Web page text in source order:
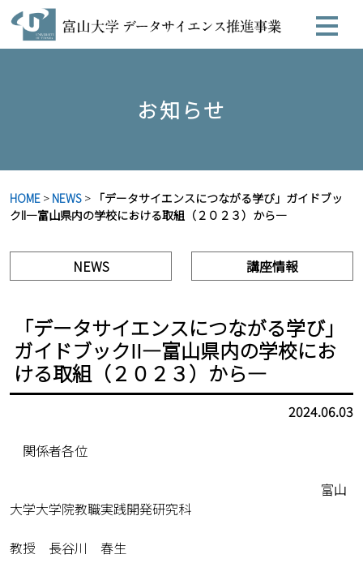
お知らせ
HOME > NEWS > 「データサイエンスにつながる学び」ガイドブッ
クII―富山県内の学校における取組（２０２３）から―
NEWS 講座情報
「データサイエンスにつながる学び」
ガイドブックII―富山県内の学校にお
ける取組（２０２３）から―
2024.06.03
関係者各位
富山
大学大学院教職実践開発研究科
教授 長谷川 春生